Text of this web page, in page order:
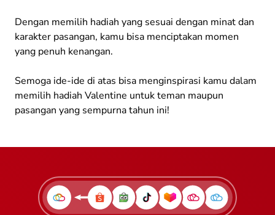
Dengan memilih hadiah yang sesuai dengan minat dan
karakter pasangan, kamu bisa menciptakan momen
yang penuh kenangan.
Semoga ide-ide di atas bisa menginspirasi kamu dalam
memilih hadiah Valentine untuk teman maupun
pasangan yang sempurna tahun ini!